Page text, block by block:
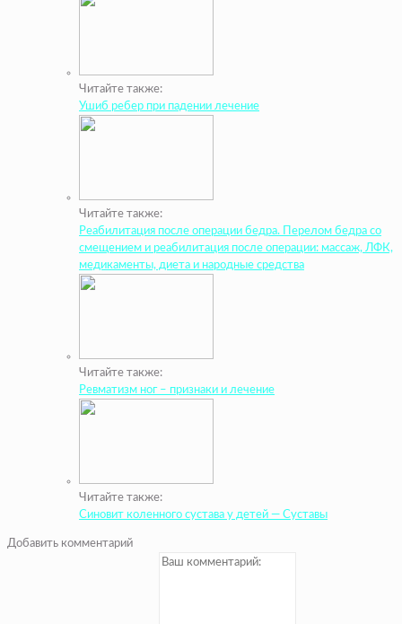
Читайте также:
Ушиб ребер при падении лечение
Читайте также:
Реабилитация после операции бедра. Перелом бедра со
смещением и реабилитация после операции: массаж, ЛФК,
медикаменты, диета и народные средства
Читайте также:
Ревматизм ног – признаки и лечение
Читайте также:
Синовит коленного сустава у детей — Суставы
Добавить комментарий